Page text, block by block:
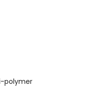
polymer